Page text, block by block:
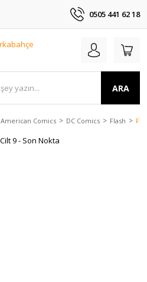
0505 441 62 18
ARA
American Comics DC Comics Flash